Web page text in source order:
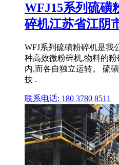
WFJ15系列硫磺
碎机江苏省江阴
WFJ系列硫磺粉碎机是我
种高效微粉碎机,物料的
内,而各自独立运转。 硫
技 .
联系电话: 180 3780 8511